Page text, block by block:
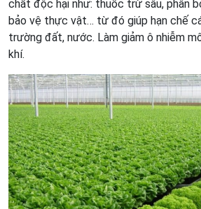
chất độc hại như: thuốc trừ sâu, phân
bảo vệ thực vật… từ đó giúp hạn chế
trường đất, nước. Làm giảm ô nhiễm
khí.